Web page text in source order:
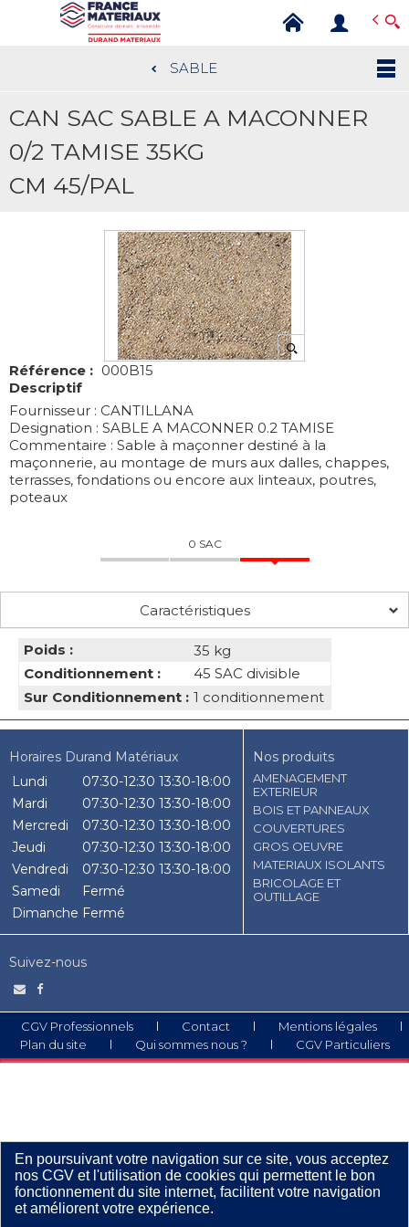
En poursuivant votre navigation sur ce site, vous acceptez
nos CGV et l'utilisation de cookies qui permettent le bon
fonctionnement du site internet, facilitent votre navigation
et améliorent votre expérience.
au
contenu
SABLE
CAN SAC SABLE A MACONNER
0/2 TAMISE 35KG
CM 45/PAL
Référence : 000B15
Descriptif
Fournisseur : CANTILLANA
Designation : SABLE A MACONNER 0.2 TAMISE
Commentaire : Sable à maçonner destiné à la
maçonnerie, au montage de murs aux dalles, chappes,
terrasses, fondations ou encore aux linteaux, poutres,
poteaux
0 SAC
Caractéristiques
Poids :
35 kg
Conditionnement :
45 SAC divisible
Sur Conditionnement : 1 conditionnement
Horaires Durand Matériaux
Lundi
07:30-12:30 13:30-18:00
Mardi
07:30-12:30 13:30-18:00
Mercredi
07:30-12:30 13:30-18:00
Jeudi
07:30-12:30 13:30-18:00
Vendredi
07:30-12:30 13:30-18:00
Samedi
Fermé
Dimanche Fermé
Nos produits
AMENAGEMENT
EXTERIEUR
BOIS ET PANNEAUX
COUVERTURES
GROS OEUVRE
MATERIAUX ISOLANTS
BRICOLAGE ET
OUTILLAGE
Suivez-nous
CGV Professionnels Contact
Mentions légales
Plan du site
Qui sommes nous ? CGV Particuliers